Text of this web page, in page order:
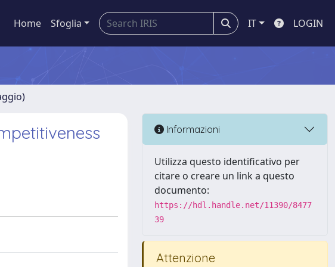
Home Sfoglia IT LOGIN
Informazioni
Utilizza questo identificativo per
citare o creare un link a questo
documento:
https://hdl.handle.net/11390/8477
39
Attenzione